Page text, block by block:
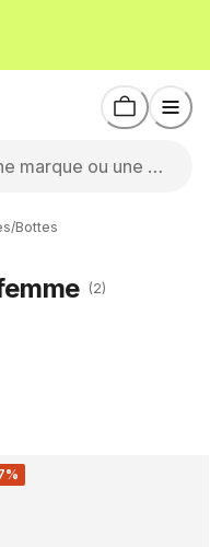
/Bottes
(2)